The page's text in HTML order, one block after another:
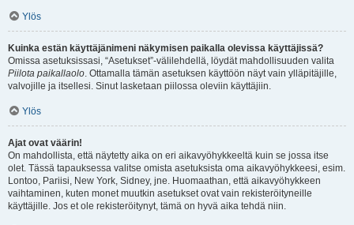
Ylös
Kuinka estän käyttäjänimeni näkymisen paikalla olevissa käyttäjissä?
Omissa asetuksissasi, “Asetukset”-välilehdellä, löydät mahdollisuuden valita
Piilota paikallaolo. Ottamalla tämän asetuksen käyttöön näyt vain ylläpitäjille,
valvojille ja itsellesi. Sinut lasketaan piilossa oleviin käyttäjiin.
Ylös
Ajat ovat väärin!
On mahdollista, että näytetty aika on eri aikavyöhykkeeltä kuin se jossa itse
olet. Tässä tapauksessa valitse omista asetuksista oma aikavyöhykkeesi, esim.
Lontoo, Pariisi, New York, Sidney, jne. Huomaathan, että aikavyöhykkeen
vaihtaminen, kuten monet muutkin asetukset ovat vain rekisteröityneille
käyttäjille. Jos et ole rekisteröitynyt, tämä on hyvä aika tehdä niin.